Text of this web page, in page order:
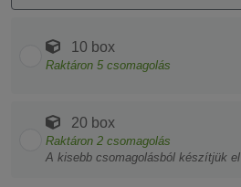
10 box
Raktáron 5 csomagolás
20 box
Raktáron 2 csomagolás
A kisebb csomagolásból készítjük el